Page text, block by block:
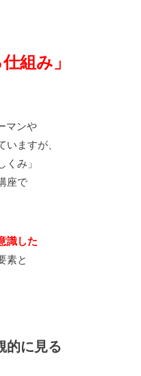
組み」
マンや
ますが、
み」
座で
識した
素と
的に見る